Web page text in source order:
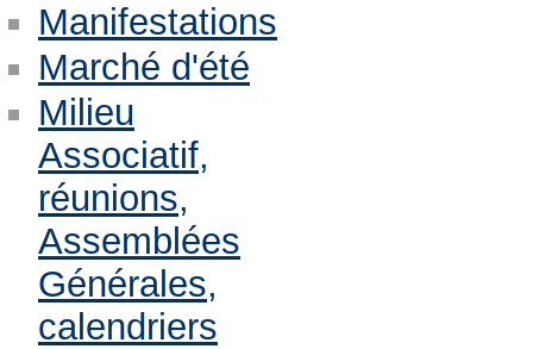
Manifestations
Marché d'été
Milieu
Associatif,
réunions,
Assemblées
Générales,
calendriers